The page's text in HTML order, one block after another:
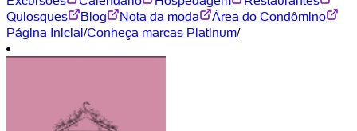
Quiosques
Blog Nota da moda
Área do Condômino
Página Inicial/Conheça marcas Platinum/